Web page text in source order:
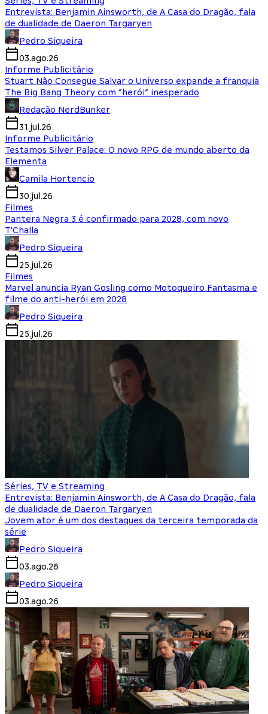
Entrevista: Benjamin Ainsworth, de A Casa do Dragão, fala
de dualidade de Daeron Targaryen
Pedro Siqueira
03.ago.26
Informe Publicitário
Stuart Não Consegue Salvar o Universo expande a franquia
The Big Bang Theory com “herói” inesperado
Redação NerdBunker
31.jul.26
Informe Publicitário
Testamos Silver Palace: O novo RPG de mundo aberto da
Elementa
Camila Hortencio
30.jul.26
Filmes
Pantera Negra 3 é confirmado para 2028, com novo
T'Challa
Pedro Siqueira
25.jul.26
Filmes
Marvel anuncia Ryan Gosling como Motoqueiro Fantasma e
filme do anti-herói em 2028
Pedro Siqueira
25.jul.26
Séries, TV e Streaming
Entrevista: Benjamin Ainsworth, de A Casa do Dragão, fala
de dualidade de Daeron Targaryen
Jovem ator é um dos destaques da terceira temporada da
série
Pedro Siqueira
03.ago.26
Pedro Siqueira
03.ago.26